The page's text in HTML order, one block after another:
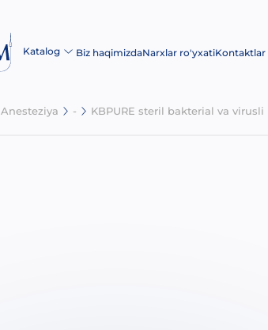
Katalog Biz haqimizdaNarxlar ro'yxatiKontaktlar
Anesteziya -